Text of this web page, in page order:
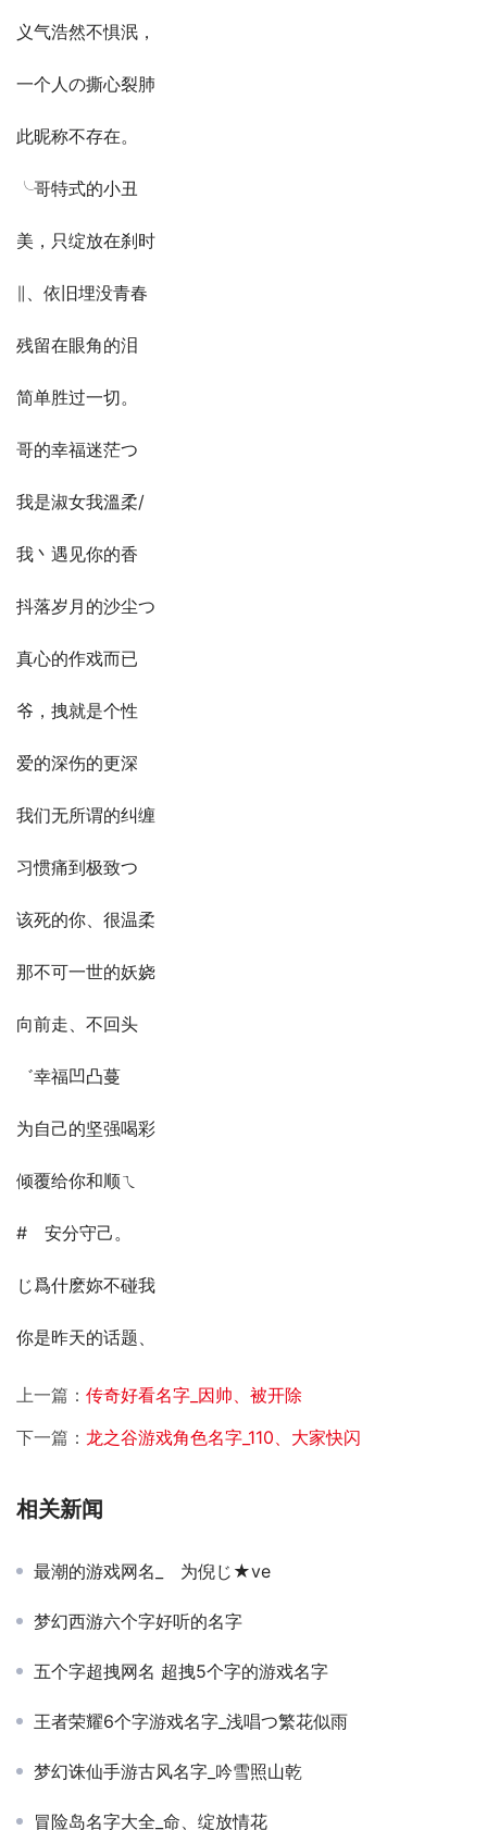
义气浩然不惧泯，
一个人の撕心裂肺
此昵称不存在。
╰哥特式的小丑
美，只绽放在刹时
∥、依旧埋没青春
残留在眼角的泪
简单胜过一切。
哥的幸福迷茫つ
我是淑女我溫柔/
我丶遇见你的香
抖落岁月的沙尘つ
真心的作戏而已
爷，拽就是个性
爱的深伤的更深
我们无所谓的纠缠
习惯痛到极致つ
该死的你、很温柔
那不可一世的妖娆
向前走、不回头
゛幸福凹凸蔓ゝ
为自己的坚强喝彩
倾覆给你和顺ㄟ
#　安分守己。
じ爲什麽妳不碰我
你是昨天的话题、
上一篇： 传奇好看名字_因帅、被开除
下一篇： 龙之谷游戏角色名字_110、大家快闪
相关新闻
最潮的游戏网名_ゞ为倪じ★ve
梦幻西游六个字好听的名字
五个字超拽网名 超拽5个字的游戏名字
王者荣耀6个字游戏名字_浅唱つ繁花似雨
梦幻诛仙手游古风名字_吟雪照山乾
冒险岛名字大全_命、绽放情花